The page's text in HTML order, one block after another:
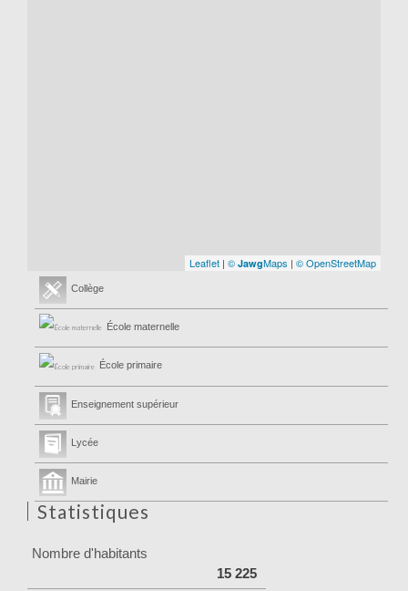
Leaflet | © JawgMaps | © OpenStreetMap
Collège
École maternelle
École primaire
Enseignement supérieur
Lycée
Mairie
Statistiques
Nombre d'habitants
15 225